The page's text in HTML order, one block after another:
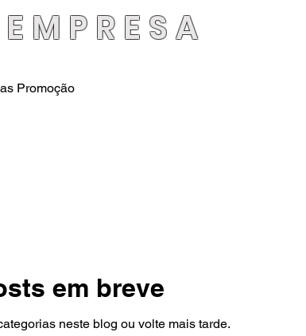
EMPRESA
Promoção
em breve
neste blog ou volte mais tarde.